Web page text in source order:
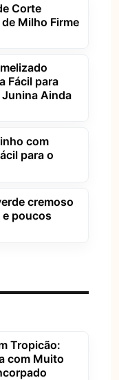
Corte
Milho Firme
Fácil para
Junina Ainda
com
para o
cremoso
poucos
Tropicão:
com Muito